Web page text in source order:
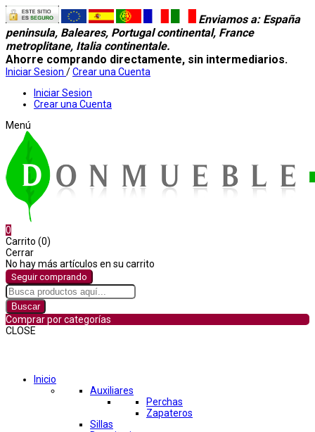
Enviamos a: España
peninsula, Baleares, Portugal continental, France
metroplitane, Italia continentale.
Ahorre comprando directamente, sin intermediarios.
Iniciar Sesion /Crear una Cuenta
Iniciar Sesion
Crear una Cuenta
Menú
0
Carrito (0)
Cerrar
No hay más artículos en su carrito
Seguir comprando
Buscar
Comprar por categorías
CLOSE
Inicio
Auxiliares
Perchas
Zapateros
Sillas